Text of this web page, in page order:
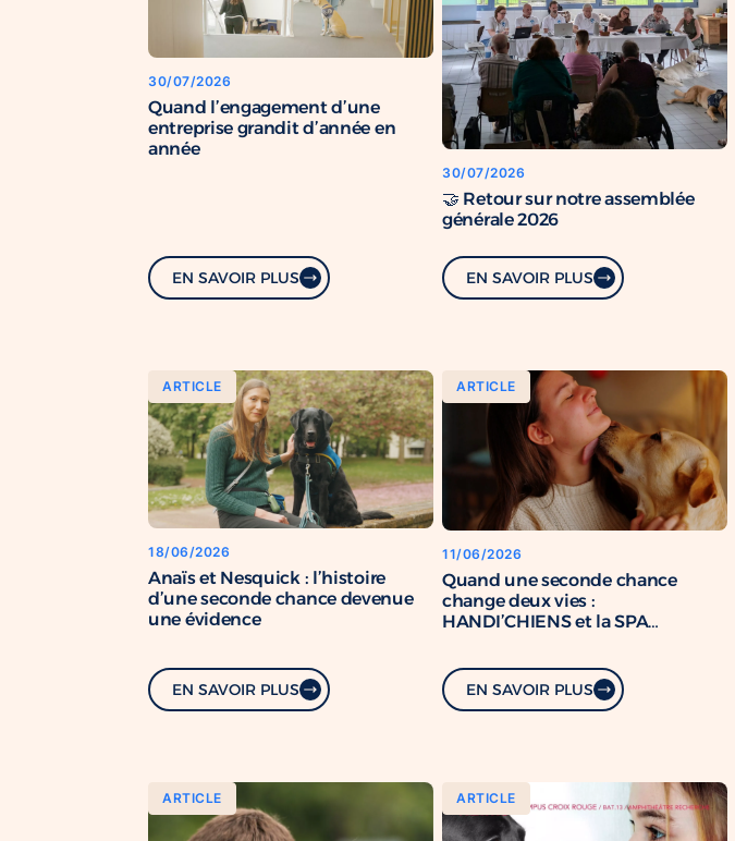
30/07/2026
Quand l’engagement d’une
entreprise grandit d’année en
année
EN SAVOIR PLUS
30/07/2026
🤝 Retour sur notre assemblée
générale 2026
EN SAVOIR PLUS
ARTICLE
18/06/2026
Anaïs et Nesquick : l’histoire
d’une seconde chance devenue
une évidence
EN SAVOIR PLUS
ARTICLE
11/06/2026
Quand une seconde chance
change deux vies :
HANDI’CHIENS et la SPA
commun
EN SAVOIR PLUS
ARTICLE ARTICLE